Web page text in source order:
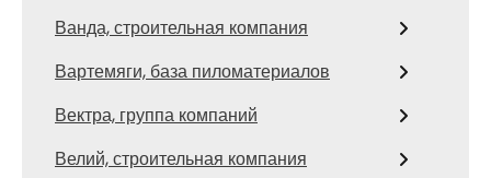
Ванда, строительная компания
Вартемяги, база пиломатериалов
Вектра, группа компаний
Велий, строительная компания